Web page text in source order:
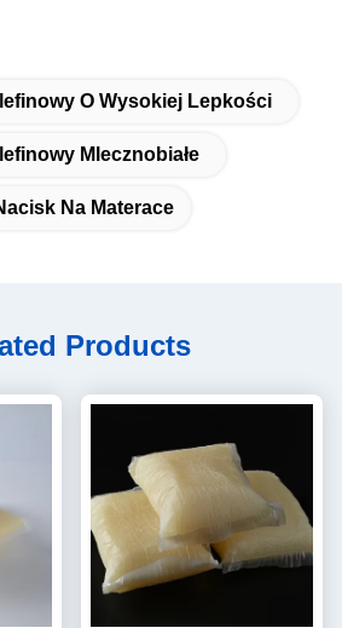
O Wysokiej Lepkości
Mlecznobiałe
Na Materace
Products